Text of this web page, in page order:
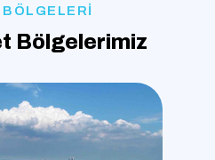
Bölgelerimiz